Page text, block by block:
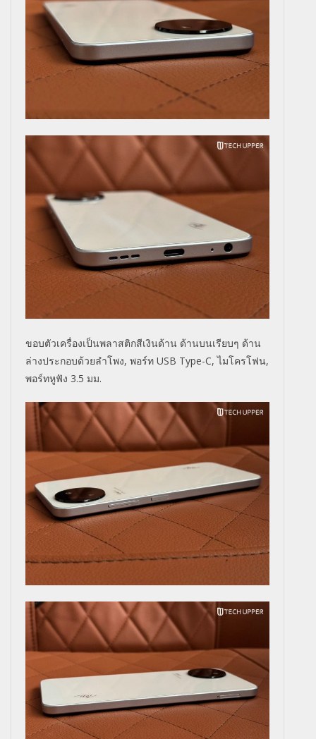
ขอบตัวเครื่องเป็นพลาสติกสีเงินด้าน ด้านบนเรียบๆ ด้าน
ล่างประกอบด้วยลำโพง, พอร์ท USB Type-C, ไมโครโฟน,
พอร์ทหูฟัง 3.5 มม.